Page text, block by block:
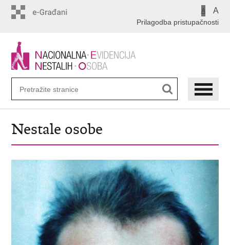
A A
Prilagodba pristupačnosti
Nestale osobe